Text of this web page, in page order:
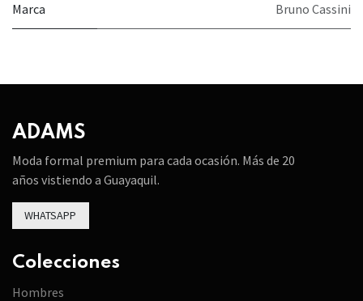
Marca Bruno Cassini
ADAMS
Moda formal premium para cada ocasión. Más de 20
años vistiendo a Guayaquil.
WHATSAPP
Colecciones
Hombres